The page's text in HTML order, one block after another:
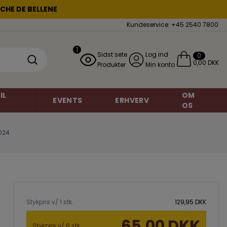
DE BELLENE
Kundeservice: +45 2540 7800
1
Sidst sete
Produkter
Log ind
Min konto
0
0,00 DKK
Regent
EVENTS ERHVERV
OM
OS
Stykpris v/ 1 stk. 129,95 DKK